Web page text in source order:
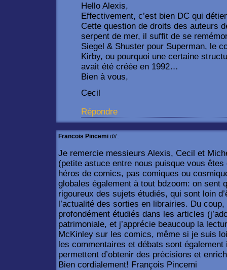
Hello Alexis,
Effectivement, c’est bien DC qui
Cette question de droits des auteurs
serpent de mer, il suffit de se
Siegel & Shuster pour Superman, le
Kirby, ou pourquoi une certaine
avait été créée en 1992…
Bien à vous,
Cecil
Répondre
Francois Pincemi dit :
Je remercie messieurs Alexis, Cecil et
(petite astuce entre nous puisque vous
héros de comics, pas comiques ou
globales également à tout bdzoom: on sent
rigoureux des sujets étudiés, qui sont loin
l’actualité des sorties en librairies. Du
profondément étudiés dans les articles
patrimoniale, et j’apprécie beaucoup la
McKinley sur les comics, même si je suis
les commentaires et débats sont
permettent d’obtenir des précisions et
Bien cordialement! François Pincemi